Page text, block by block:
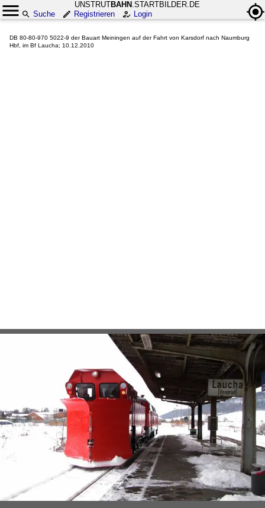
UNSTRUTBAHN .STARTBILDER.DE
Suche
Registrieren Login
DB 80-80-970 5022-9 der Bauart Meiningen auf der Fahrt von Karsdorf nach Naumburg
Hbf, im Bf Laucha; 10.12.2010